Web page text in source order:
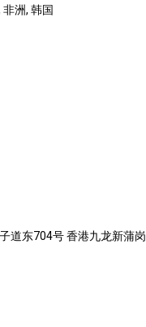
洲, 韩国
道东704号 香港九龙新蒲岗